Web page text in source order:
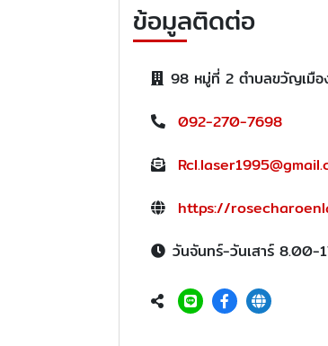
ข้อมูลติดต่อ
98 หมู่ที่ 2 ตำบลขวัญเมือ
092-270-7698
https://
วันจันทร์-วันเสาร์ 8.00-